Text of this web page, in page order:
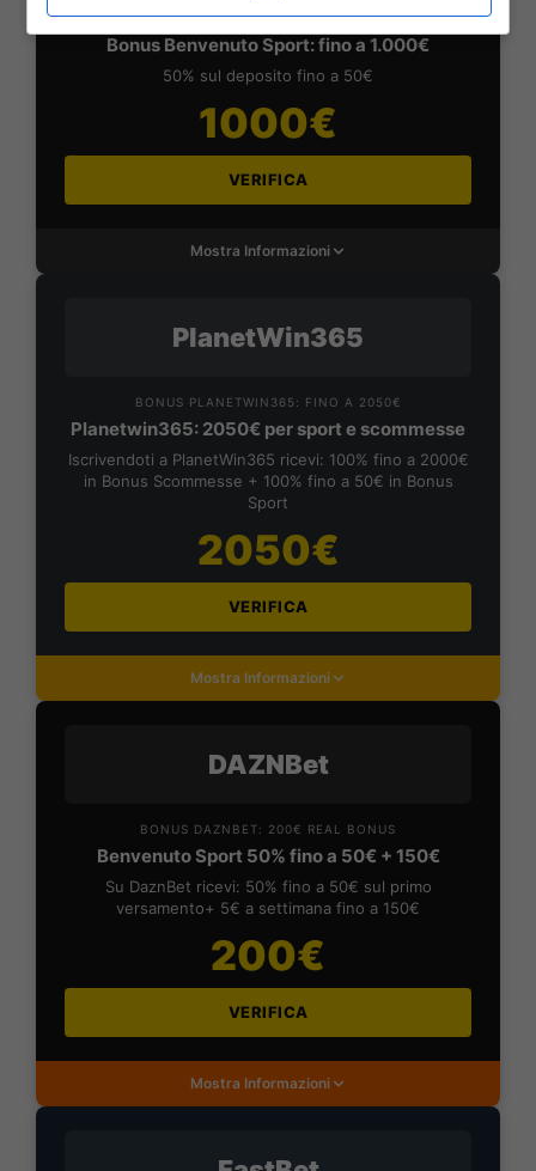
Bonus Benvenuto Sport: fino a 1.000€
50% sul deposito fino a 50€
1000€
VERIFICA
Mostra Informazioni
PlanetWin365
BONUS PLANETWIN365: FINO A 2050€
Planetwin365: 2050€ per sport e scommesse
Iscrivendoti a PlanetWin365 ricevi: 100% fino a 2000€
in Bonus Scommesse + 100% fino a 50€ in Bonus
Sport
2050€
VERIFICA
Mostra Informazioni
DAZNBet
BONUS DAZNBET: 200€ REAL BONUS
Benvenuto Sport 50% fino a 50€ + 150€
Su DaznBet ricevi: 50% fino a 50€ sul primo
versamento+ 5€ a settimana fino a 150€
200€
VERIFICA
Mostra Informazioni